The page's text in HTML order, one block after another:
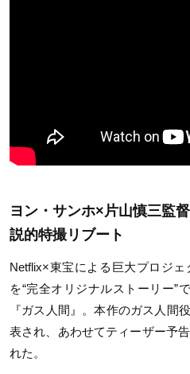
ヨン・サンホ×片山慎三監
説的特撮リブート
Netflix×東宝による巨大プロジ
を“完全オリジナルストーリー”
『ガス人間』。本作のガス人間
表され、あわせてティーザー予
れた。